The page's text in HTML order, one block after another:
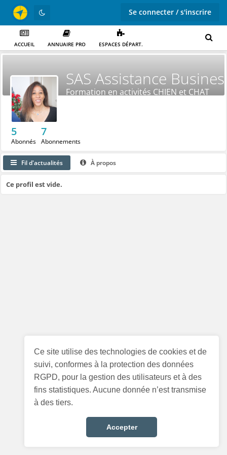
Ce site utilise des technologies de cookies et de
suivi, conformes à la protection des données
RGPD, pour la gestion des utilisateurs et à des
fins statistiques. Aucune donnée n’est transmise
à des tiers.
Accepter
Se connecter / s'inscrire
ACCUEIL ANNUAIRE PRO ESPACES DÉPART.
SAS Assistance
Formation en activités CHIEN et CHAT
5
Abonnés
7
Abonnements
Fil d'actualités À propos
Ce profil est vide.